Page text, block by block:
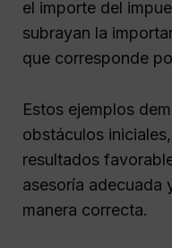
el importe del
subrayan la
que corresponde
Estos ejemplos
obstáculos
resultados
asesoría adecuada
manera correcta.